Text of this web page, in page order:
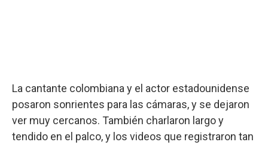
La cantante colombiana y el actor estadounidense
posaron sonrientes para las cámaras, y se dejaron
ver muy cercanos. También charlaron largo y
tendido en el palco, y los videos que registraron tan